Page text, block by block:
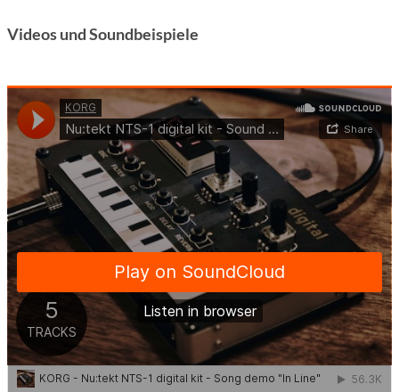
Videos und Soundbeispiele